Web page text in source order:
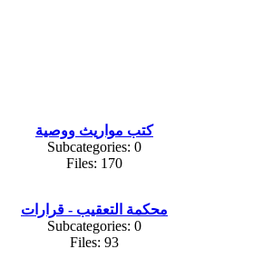
كتب مواريث ووصية
Subcategories: 0
Files: 170
محكمة التعقيب - قرارات
Subcategories: 0
Files: 93